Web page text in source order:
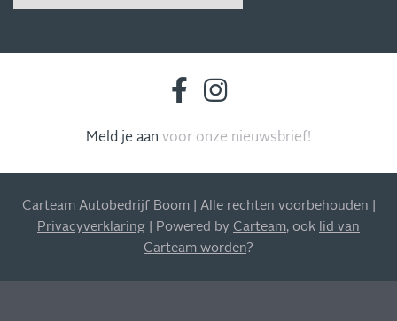
Meld je aan voor onze nieuwsbrief!
Blijf op de hoogte van al onze acties, aanbiedingen en
meer!
Carteam Autobedrijf Boom | Alle rechten voorbehouden |
Privacyverklaring | Powered by Carteam, ook
lid van
Carteam worden?